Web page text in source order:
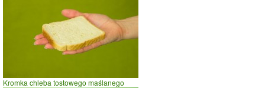
Kromka chleba tostowego maślanego